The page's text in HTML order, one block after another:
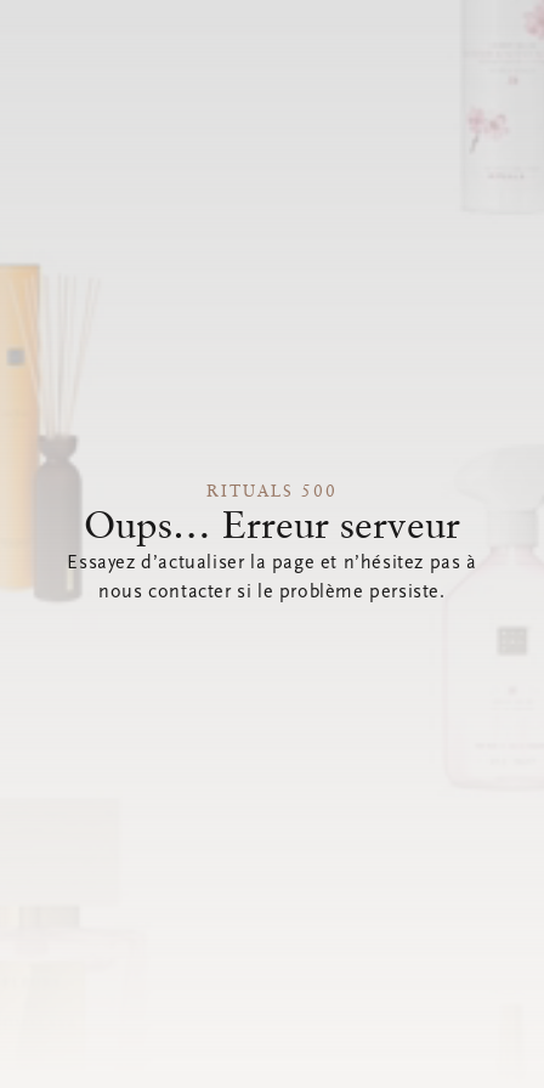
RITUALS 500
Oups… Erreur serveur
Essayez d’actualiser la page et n’hésitez pas à
nous contacter si le problème persiste.